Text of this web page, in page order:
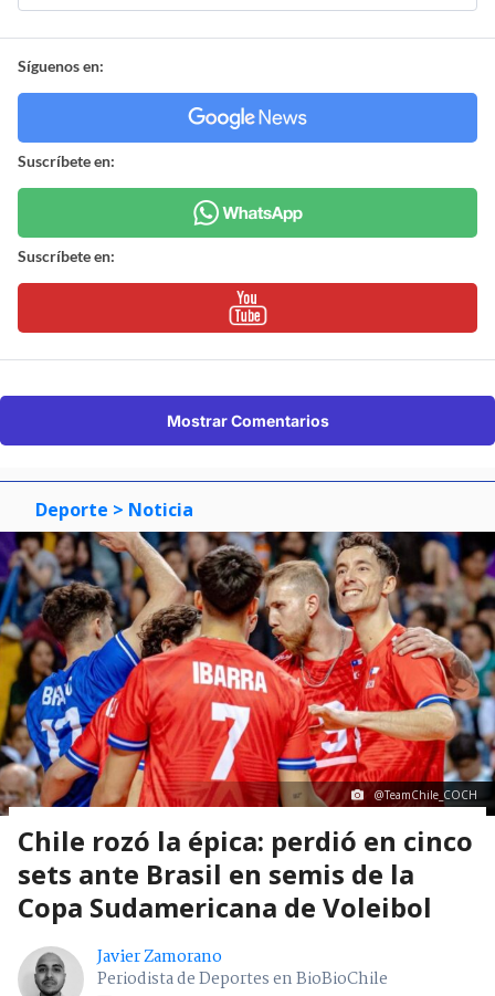
Síguenos en:
Suscríbete en:
Suscríbete en:
Mostrar Comentarios
Deporte > Noticia
@TeamChile_COCH
Chile rozó la épica: perdió en cinco
sets ante Brasil en semis de la
Copa Sudamericana de Voleibol
Javier Zamorano
Periodista de Deportes en BioBioChile